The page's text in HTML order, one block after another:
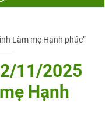
Làm mẹ Hạnh phúc”
11/2025
Hạnh